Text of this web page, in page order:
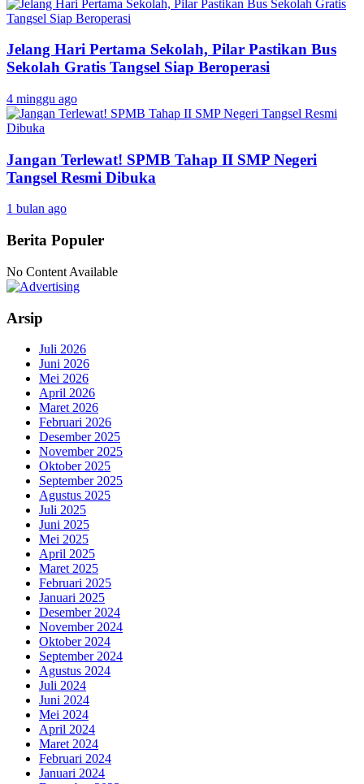
Jelang Hari Pertama Sekolah, Pilar Pastikan Bus
Sekolah Gratis Tangsel Siap Beroperasi
4 minggu ago
Jangan Terlewat! SPMB Tahap II SMP Negeri
Tangsel Resmi Dibuka
1 bulan ago
Berita Populer
No Content Available
Arsip
Juli 2026
Juni 2026
Mei 2026
April 2026
Maret 2026
Februari 2026
Desember 2025
November 2025
Oktober 2025
September 2025
Agustus 2025
Juli 2025
Juni 2025
Mei 2025
April 2025
Maret 2025
Februari 2025
Januari 2025
Desember 2024
November 2024
Oktober 2024
September 2024
Agustus 2024
Juli 2024
Juni 2024
Mei 2024
April 2024
Maret 2024
Februari 2024
Januari 2024